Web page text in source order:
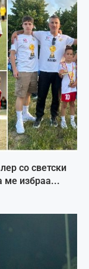
со светски
ме избраа...